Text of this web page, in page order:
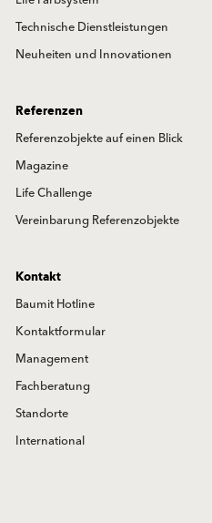
Technische Dienstleistungen
Neuheiten und Innovationen
Referenzen
Referenzobjekte auf einen Blick
Magazine
Life Challenge
Vereinbarung Referenzobjekte
Kontakt
Baumit Hotline
Kontaktformular
Management
Fachberatung
Standorte
International